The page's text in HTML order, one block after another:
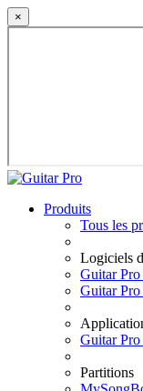
×
Produits
Tous les
Logiciels
Guitar
Guitar
Guitar
Partitions